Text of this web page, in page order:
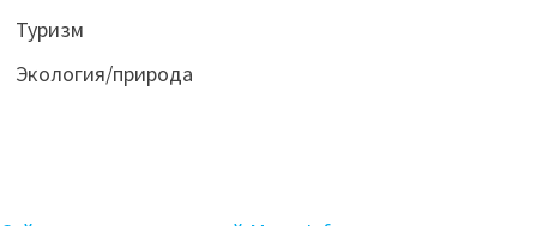
Туризм
Экология/природа